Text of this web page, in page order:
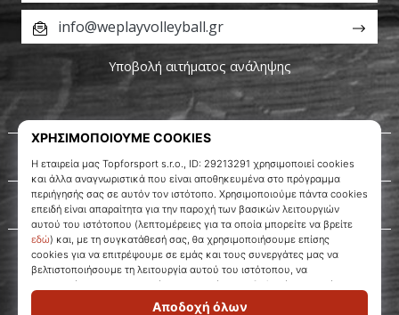
Σχετικά μ' εμάς
Εξυπηρέτηση πελατών
info@weplayvolleyball.gr
Υποβολή αιτήματος ανάληψης